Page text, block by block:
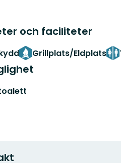
och faciliteter
Grillplats/Eldplats